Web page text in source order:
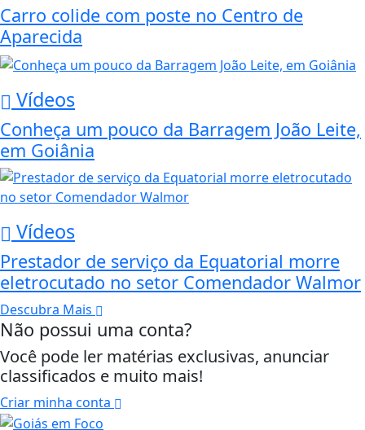
Carro colide com poste no Centro de
Aparecida
Vídeos
Conheça um pouco da Barragem João Leite,
em Goiânia
Vídeos
Prestador de serviço da Equatorial morre
eletrocutado no setor Comendador Walmor
Descubra Mais
Não possui uma conta?
Você pode ler matérias exclusivas, anunciar
classificados e muito mais!
Criar minha conta